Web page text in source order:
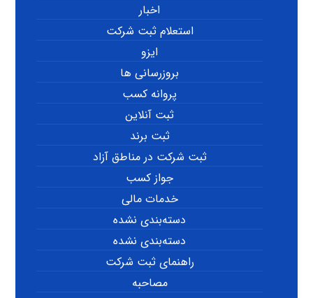
اخبار
استعلام ثبت شرکت
ایزو
بروزرسانی ها
پروانه کسب
ثبت آنلاین
ثبت برند
ثبت شرکت در مناطق آزاد
جواز کسب
خدمات مالی
دسته‌بندی نشده
دسته‌بندی نشده
راهنمای ثبت شرکت
مصاحبه